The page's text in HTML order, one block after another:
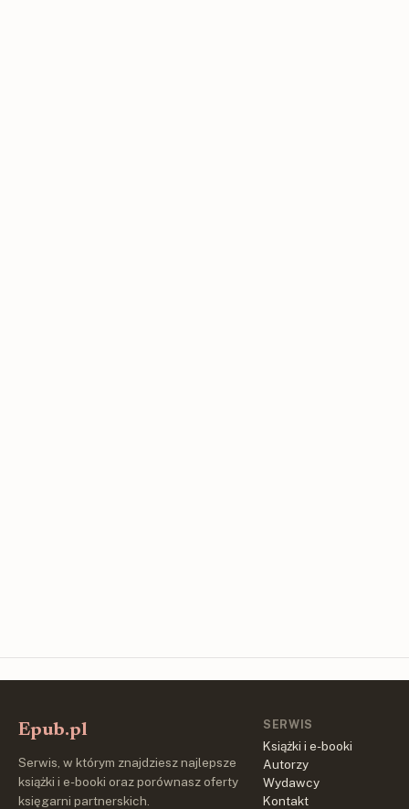
Epub.pl
Serwis, w którym znajdziesz najlepsze
książki i e-booki oraz porównasz oferty
księgarni partnerskich.
SERWIS
Książki i e-booki
Autorzy
Wydawcy
Kontakt